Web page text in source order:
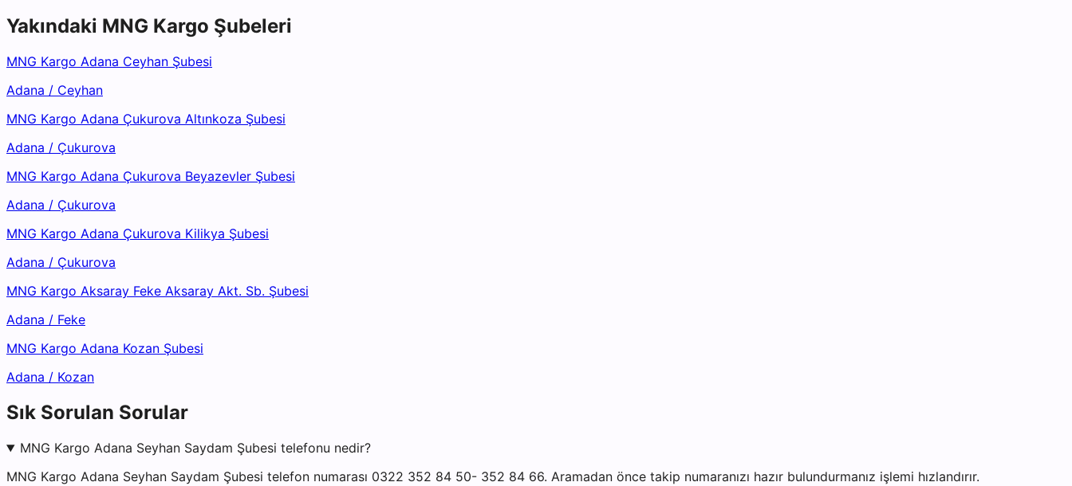
Yakındaki MNG Kargo Şubeleri
MNG Kargo Adana Ceyhan Şubesi
Adana / Ceyhan
MNG Kargo Adana Çukurova Altınkoza Şubesi
Adana / Çukurova
MNG Kargo Adana Çukurova Beyazevler Şubesi
Adana / Çukurova
MNG Kargo Adana Çukurova Kilikya Şubesi
Adana / Çukurova
MNG Kargo Aksaray Feke Aksaray Akt. Sb. Şubesi
Adana / Feke
MNG Kargo Adana Kozan Şubesi
Adana / Kozan
Sık Sorulan Sorular
MNG Kargo Adana Seyhan Saydam Şubesi telefonu nedir?
MNG Kargo Adana Seyhan Saydam Şubesi telefon numarası 0322 352 84 50- 352 84 66. Aramadan önce takip numaranızı hazır bulundurmanız işlemi hızlandırır.